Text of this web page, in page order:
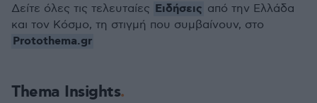
Thema Insights
Δείτε όλες τις τελευταίες Ειδήσεις από την Ελλάδα
και τον Κόσμο, τη στιγμή που συμβαίνουν, στο
Protothema.gr